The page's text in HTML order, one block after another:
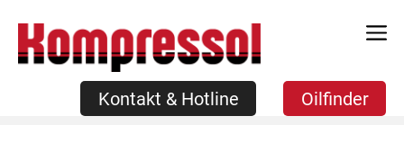
Inhalt
springen
Oilfinder
Kontakt & Hotline Oilfinder